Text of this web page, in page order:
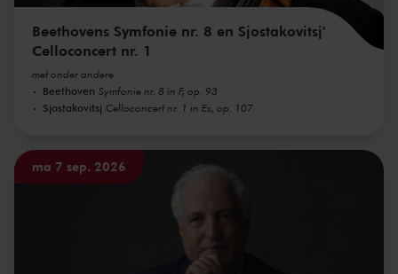
Beethovens Symfonie nr. 8 en Sjostakovitsj'
Celloconcert nr. 1
met onder andere
Beethoven Symfonie nr. 8 in F, op. 93
Sjostakovitsj Celloconcert nr. 1 in Es, op. 107
ma 7 sep. 2026